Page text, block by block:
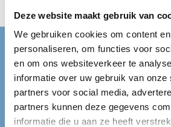
Deze website maakt gebruik van
We gebruiken cookies om content
personaliseren, om functies voor
en om ons websiteverkeer te
informatie over uw gebruik van onze
partners voor social media,
partners kunnen deze gegevens
informatie die u aan ze heeft
PARTYBUS WESTPOORT
Partybus huren
Westpoort